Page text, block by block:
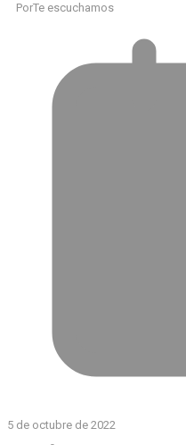
PorTe escuchamos
5 de octubre de 2022